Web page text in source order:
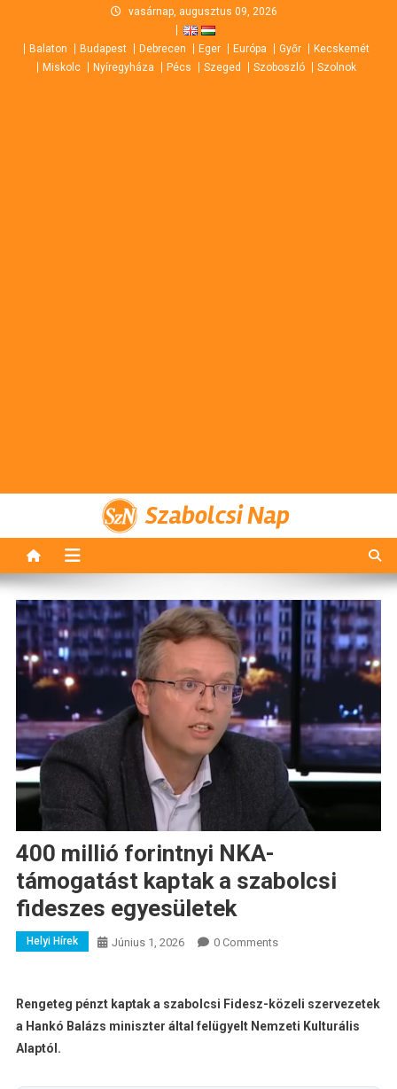
content
vasárnap, augusztus 09, 2026
Balaton Budapest Debrecen Eger Európa Győr
Kecskemét
Miskolc
Nyíregyháza Pécs Szeged Szoboszló Szolnok
Szabolcsi Nap
400 millió forintnyi NKA-
támogatást kaptak a szabolcsi
fideszes egyesületek
Helyi Hírek Június 1, 2026 0 Comments
Rengeteg pénzt kaptak a szabolcsi Fidesz-közeli szervezetek
a Hankó Balázs miniszter által felügyelt Nemzeti Kulturális
Alaptól.